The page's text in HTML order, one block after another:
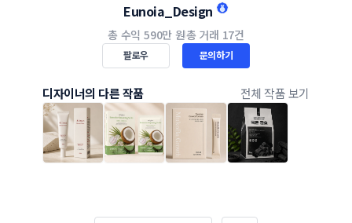
Eunoia_Design
총 수익 590만 원총 거래 17건
팔로우 문의하기
디자이너의 다른 작품 전체 작품 보기